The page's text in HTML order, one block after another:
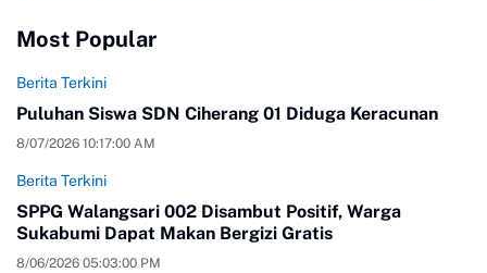
Most Popular
Berita Terkini
Puluhan Siswa SDN Ciherang 01 Diduga Keracunan
8/07/2026 10:17:00 AM
Berita Terkini
SPPG Walangsari 002 Disambut Positif, Warga
Sukabumi Dapat Makan Bergizi Gratis
8/06/2026 05:03:00 PM